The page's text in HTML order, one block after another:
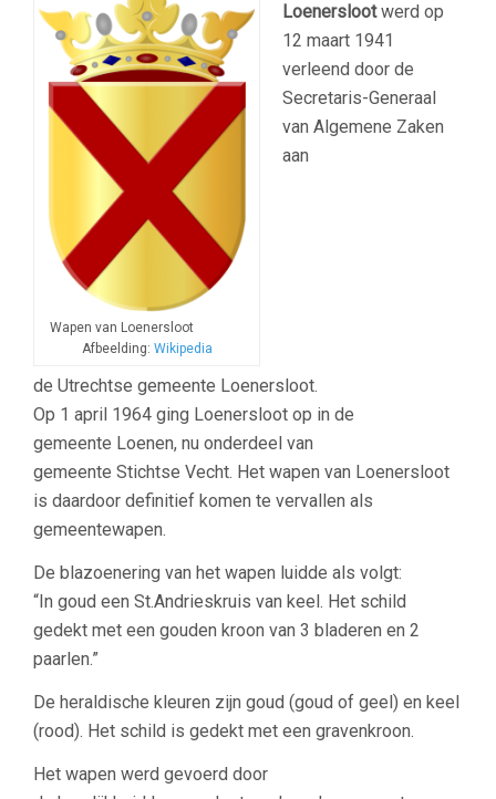
Wapen van Loenersloot
Afbeelding: Wikipedia
Loenerslootwerd op
12 maart 1941
verleend door de
Secretaris-Generaal
van Algemene Zaken
aan
de Utrechtse gemeente Loenersloot.
Op 1 april 1964 ging Loenersloot op in de
gemeente Loenen, nu onderdeel van
gemeente Stichtse Vecht. Het wapen van Loenersloot
is daardoor definitief komen te vervallen als
gemeentewapen.
De blazoenering van het wapen luidde als volgt:
“In goud een St.Andrieskruis van keel. Het schild
gedekt met een gouden kroon van 3 bladeren en 2
paarlen.”
De heraldische kleuren zijn goud (goud of geel) en keel
(rood). Het schild is gedekt met een gravenkroon.
Het wapen werd gevoerd door